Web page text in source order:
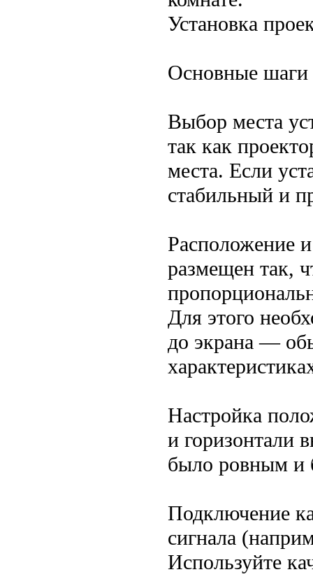
Установка
Основные
Выбор места
так как
места. Если
стабильный и
Расположение
размещен так,
Для этого
до экрана —
Настройка
и горизонтали
было ровным и
Подключение
сигнала
Используйте